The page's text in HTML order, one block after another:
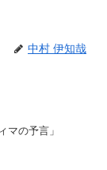
中村 伊知哉
マの予言」